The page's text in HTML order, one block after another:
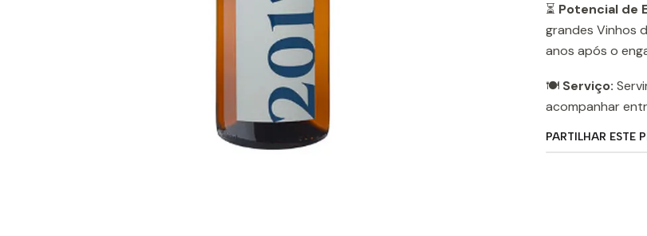
⏳ Potencial de
grandes Vinhos
anos após o
🍽️ Serviço:
acompanhar
PARTILHAR ESTE